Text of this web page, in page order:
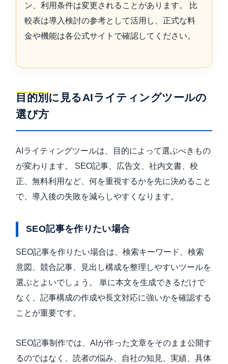
ン、利用条件は変更されることがあります。 比
較表は導入検討の参考として活用し、正式な料
金や機能は各公式サイトで確認してください。
目的別に見るAIライティングツールの
選び方
AIライティングツールは、目的によって選ぶべきもの
が変わります。 SEO記事、広告文、社内文書、校
正、無料利用など、何を重視するかを先に決めること
で、導入後の失敗を減らしやすくなります。
SEO記事を作りたい場合
SEO記事を作りたい場合は、検索キーワード、検索
意図、競合記事、見出し構成を整理しやすいツールを
選ぶとよいでしょう。 単に本文を生成できるだけで
なく、記事構成の作成や長文対応に強いかを確認する
ことが重要です。
SEO記事制作では、AIが作った文章をそのまま公開す
るのではなく、読者の悩み、自社の知見、実績、具体